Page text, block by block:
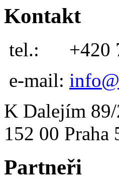
Kontakt
tel.: +420
e-mail:
K Dalejím
152 00 Praha
Partneři